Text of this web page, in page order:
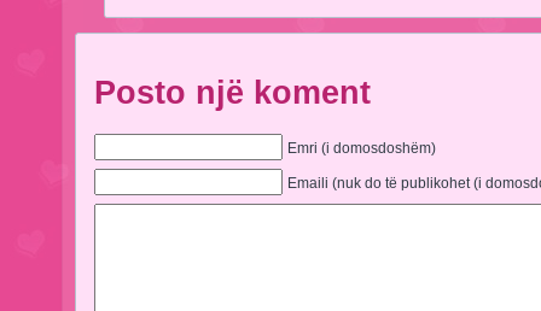
Posto një koment
Emri (i domosdoshëm)
Emaili (nuk do të publikohet (i